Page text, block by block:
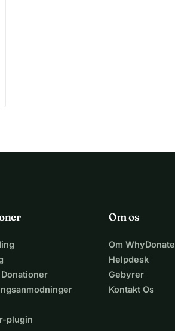
plugin
Om os
Om WhyDonate
Helpdesk
Gebyrer
Kontakt Os